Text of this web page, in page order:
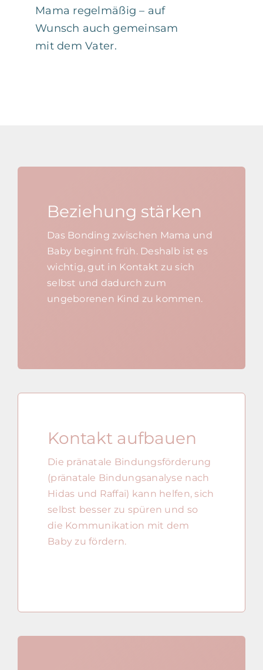
Mama regelmäßig – auf
Wunsch auch gemeinsam
mit dem Vater.
Beziehung stärken
Das Bonding zwischen Mama und
Baby beginnt früh. Deshalb ist es
wichtig, gut in Kontakt zu sich
selbst und dadurch zum
ungeborenen Kind zu kommen.
Kontakt aufbauen
Die pränatale Bindungsförderung
(pränatale Bindungsanalyse nach
Hidas und Raffai) kann helfen, sich
selbst besser zu spüren und so
die Kommunikation mit dem
Baby zu fördern.